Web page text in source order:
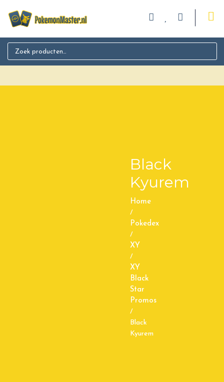
Search for:
Black
Kyurem
Home
/
Pokedex
/
XY
/
XY
Black
Star
Promos
/
Black
Kyurem